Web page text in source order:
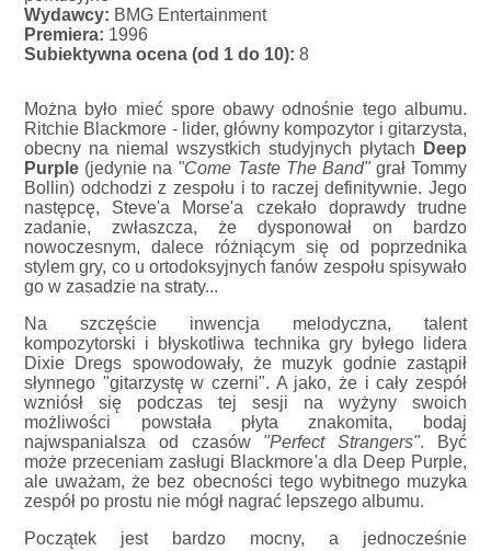
Wydawcy: BMG Entertainment
Premiera: 1996
Subiektywna ocena (od 1 do 10): 8
Można było mieć spore obawy odnośnie tego albumu.
Ritchie Blackmore - lider, główny kompozytor i gitarzysta,
obecny na niemal wszystkich studyjnych płytach
Deep
Purple (jedynie na "Come Taste The Band"grał Tommy
Bollin) odchodzi z zespołu i to raczej definitywnie. Jego
następcę, Steve'a Morse'a czekało doprawdy trudne
zadanie, zwłaszcza, że dysponował on bardzo
nowoczesnym, dalece różniącym się od poprzednika
stylem gry, co u ortodoksyjnych fanów zespołu spisywało
go w zasadzie na straty...
Na szczęście inwencja melodyczna, talent
kompozytorski i błyskotliwa technika gry byłego lidera
Dixie Dregs spowodowały, że muzyk godnie zastąpił
słynnego "gitarzystę w czerni". A jako, że i cały zespół
wzniósł się podczas tej sesji na wyżyny swoich
możliwości powstała płyta znakomita, bodaj
najwspanialsza od czasów "Perfect Strangers". Być
może przeceniam zasługi Blackmore'a dla Deep Purple,
ale uważam, że bez obecności tego wybitnego muzyka
zespół po prostu nie mógł nagrać lepszego albumu.
Początek jest bardzo mocny, a jednocześnie